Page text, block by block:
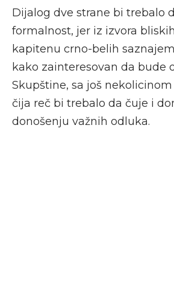
Dijalog dve strane bi trebalo
formalnost, jer iz izvora
kapitenu crno-belih
kako zainteresovan da bude
Skupštine, sa još
čija reč bi trebalo da čuje i
donošenju važnih odluka.